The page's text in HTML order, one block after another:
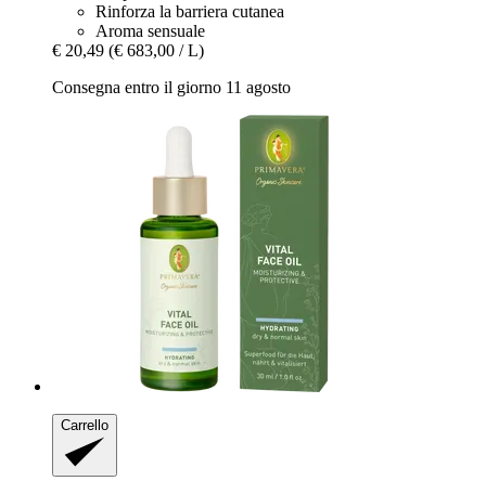
Rinforza la barriera cutanea
Aroma sensuale
€ 20,49 (€ 683,00 / L)
Consegna entro il giorno 11 agosto
Carrello